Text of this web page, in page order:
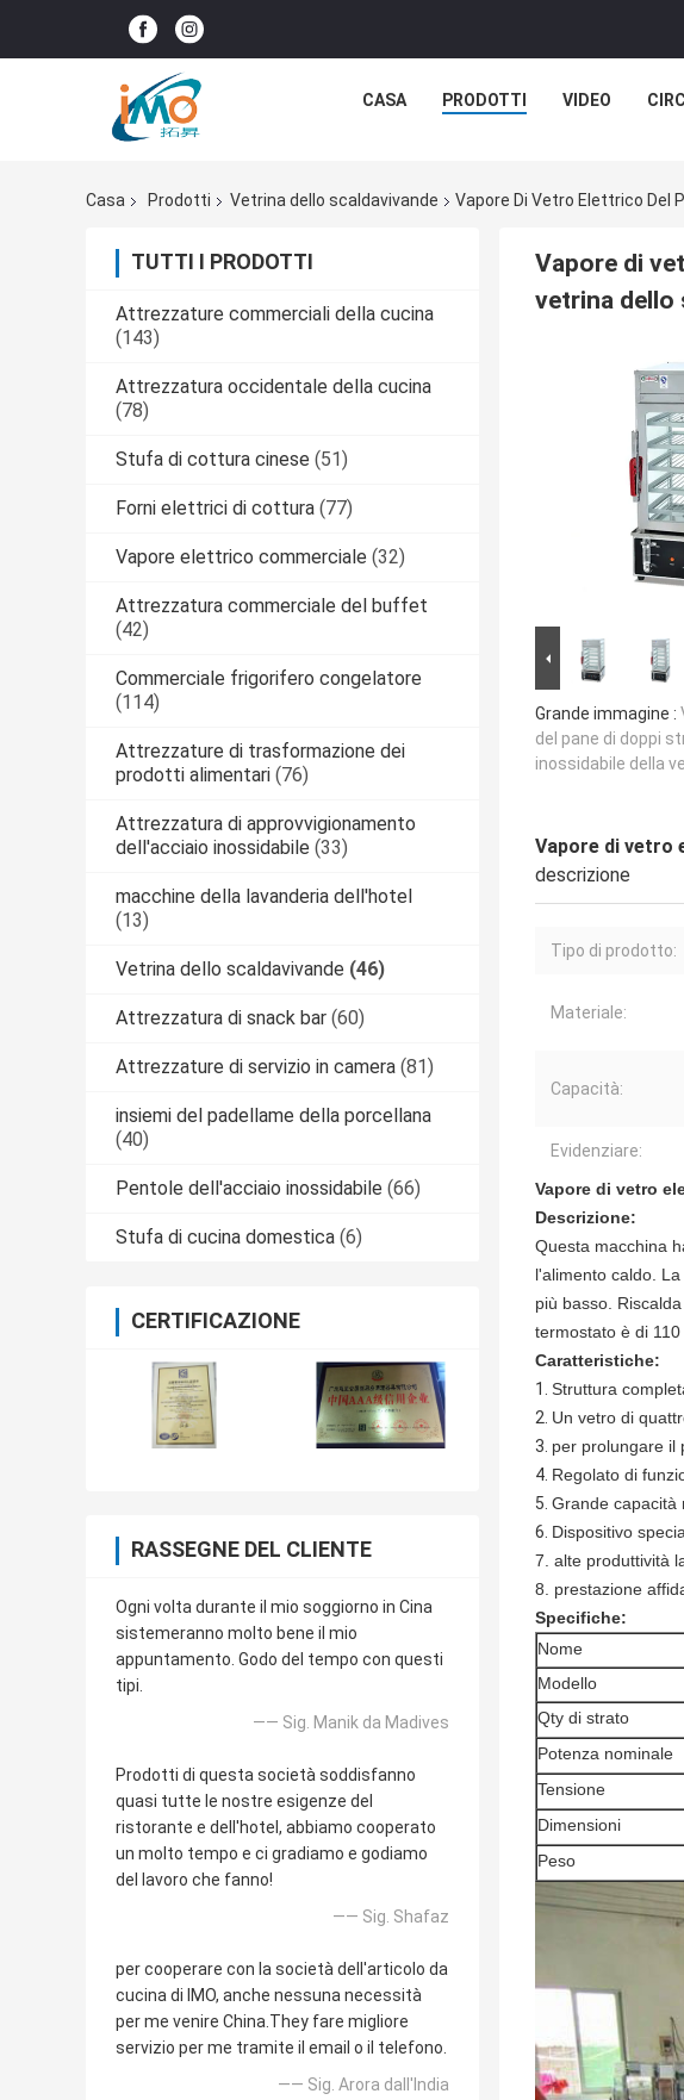
CASA PRODOTTI VIDEO
Casa Prodotti Vetrina dello scaldavivande Vapore Di Vetro Elettrico Del
TUTTI I PRODOTTI
Attrezzature commerciali della cucina
(143)
Attrezzatura occidentale della cucina
(78)
Stufa di cottura cinese (51)
Forni elettrici di cottura (77)
Vapore elettrico commerciale (32)
Attrezzatura commerciale del buffet
(42)
Commerciale frigorifero congelatore
(114)
Attrezzature di trasformazione dei
prodotti alimentari (76)
Attrezzatura di approvvigionamento
dell'acciaio inossidabile (33)
macchine della lavanderia dell'hotel
(13)
Vetrina dello scaldavivande (46)
Attrezzatura di snack bar (60)
Attrezzature di servizio in camera (81)
insiemi del padellame della porcellana
(40)
Pentole dell'acciaio inossidabile (66)
Stufa di cucina domestica (6)
CERTIFICAZIONE
RASSEGNE DEL CLIENTE
Ogni volta durante il mio soggiorno in Cina
sistemeranno molto bene il mio
appuntamento. Godo del tempo con questi
tipi.
—— Sig. Manik da Madives
Prodotti di questa società soddisfanno
quasi tutte le nostre esigenze del
ristorante e dell'hotel, abbiamo cooperato
un molto tempo e ci gradiamo e godiamo
del lavoro che fanno!
—— Sig. Shafaz
per cooperare con la società dell'articolo da
cucina di IMO, anche nessuna necessità
per me venire China.They fare migliore
servizio per me tramite il email o il telefono.
—— Sig. Arora dall'India
Vapore di
vetrina dello
Grande immagine :
del pane di doppi
inossidabile della
Vapore di vetro
descrizione
Tipo di prodotto:
Materiale:
Capacità:
Evidenziare:
Vapore di vetro
Descrizione:
Questa macchina
l'alimento caldo.
più basso.
termostato è di
Caratteristiche:
1. Struttura
2. Un vetro di
3. per prolungare il
4. Regolato di
5. Grande capacità
6. Dispositivo
7. alte produttività
8. prestazione
Specifiche:
Nome
Modello
Qty di strato
Potenza nominale
Tensione
Dimensioni
Peso